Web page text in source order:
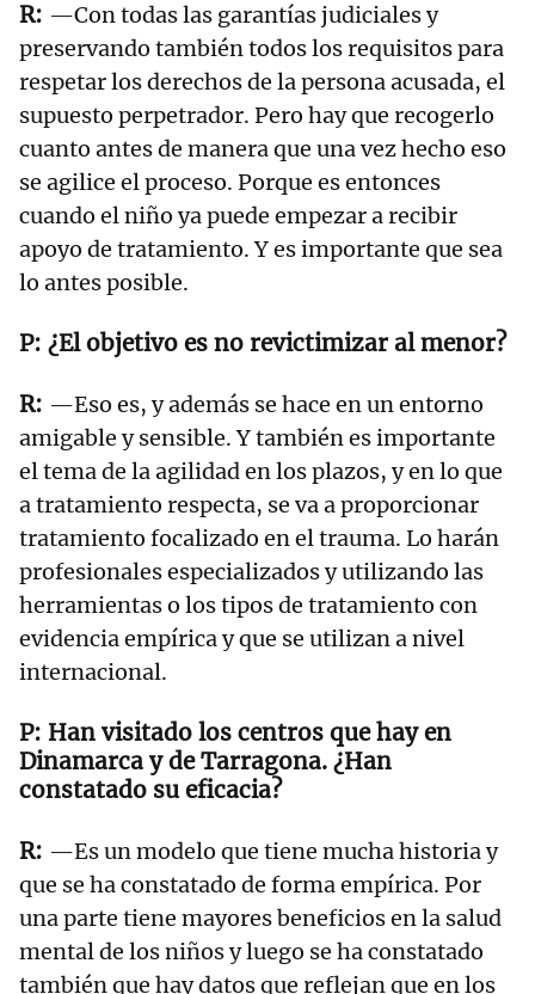
—Con todas las garantías judiciales y
preservando también todos los requisitos para
respetar los derechos de la persona acusada, el
supuesto perpetrador. Pero hay que recogerlo
cuanto antes de manera que una vez hecho eso
se agilice el proceso. Porque es entonces
cuando el niño ya puede empezar a recibir
apoyo de tratamiento. Y es importante que sea
lo antes posible.
¿El objetivo es no revictimizar al menor?
—Eso es, y además se hace en un entorno
amigable y sensible. Y también es importante
el tema de la agilidad en los plazos, y en lo que
a tratamiento respecta, se va a proporcionar
tratamiento focalizado en el trauma. Lo harán
profesionales especializados y utilizando las
herramientas o los tipos de tratamiento con
evidencia empírica y que se utilizan a nivel
internacional.
Han visitado los centros que hay en
Dinamarca y de Tarragona. ¿Han
constatado su eficacia?
—Es un modelo que tiene mucha historia y
que se ha constatado de forma empírica. Por
una parte tiene mayores beneficios en la salud
mental de los niños y luego se ha constatado
también que hay datos que reflejan que en los